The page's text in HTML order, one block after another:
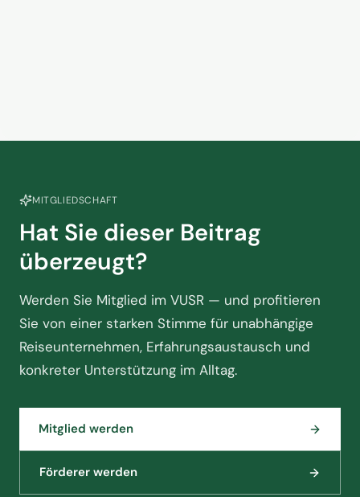
MITGLIEDSCHAFT
Hat Sie dieser Beitrag
überzeugt?
Werden Sie Mitglied im VUSR — und profitieren
Sie von einer starken Stimme für unabhängige
Reiseunternehmen, Erfahrungsaustausch und
konkreter Unterstützung im Alltag.
Mitglied werden
Förderer werden